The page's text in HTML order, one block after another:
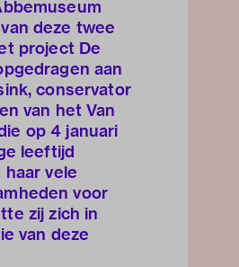
deze twee
project De
aan
conservator
van het Van
op 4 januari
leeftijd
haar vele
voor
zij zich in
van deze